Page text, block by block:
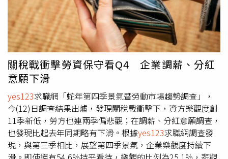
創下9年來新低。另外在求職態度方面，有高達44.8%的新
鮮人，採取「先求有再求好」的策略；但同時也有19.6%表
示，自己是「寧缺勿濫」：寧可失業，也不亂應徵工作；而
剩下的35.6%則認為，對於找工作的態度，自己算是「一切
隨緣」，屬於「佛系求職者」！不過也有72.4%的社會新鮮
人透露，在找工作期間，會碰到家人給予的「精神壓力」，
可能大多來自於父母親或長輩，他(她)們表達對自己求職進
度的「關切」、「憂心」：其中40.2%屬於「會給，但仍可
負荷」；32.2%屬於「會給，且無法負荷」，處於「精神快
崩潰」的狀態。另外調查結果更顯示，高達96.3%的新鮮人
表示，在待業期間是有「經濟壓力」：其中54.7%屬於
「有，但仍可負荷」；41.6%屬於「有，且無法負荷」，手
關稅戰衝擊勞資保守看Q4 企業調薪、分紅
意願下滑
yes123求職網「蛇年第四季景氣暨勞動市場趨勢調查」，
今(12)日調查結果出爐，發現關稅戰衝擊下，資方樂觀度創
11季新低，勞方也連兩季偏悲觀；在調薪、分紅意願調查，
也發現比起去年同期略有下滑。根據yes123求職網調查發
現，與第三季相比，展望第四季景氣，企業樂觀度持續下